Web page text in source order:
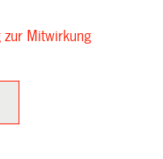
Mitwirkung